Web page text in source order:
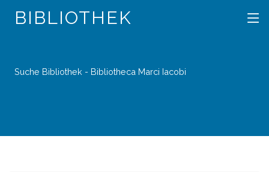
BIBLIOTHEK
Suche Bibliothek - Bibliotheca Marci Iacobi